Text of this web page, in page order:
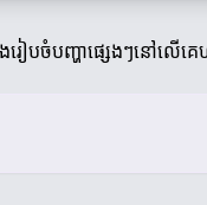
ចំបញ្ហាផ្សេងៗនៅលើគ